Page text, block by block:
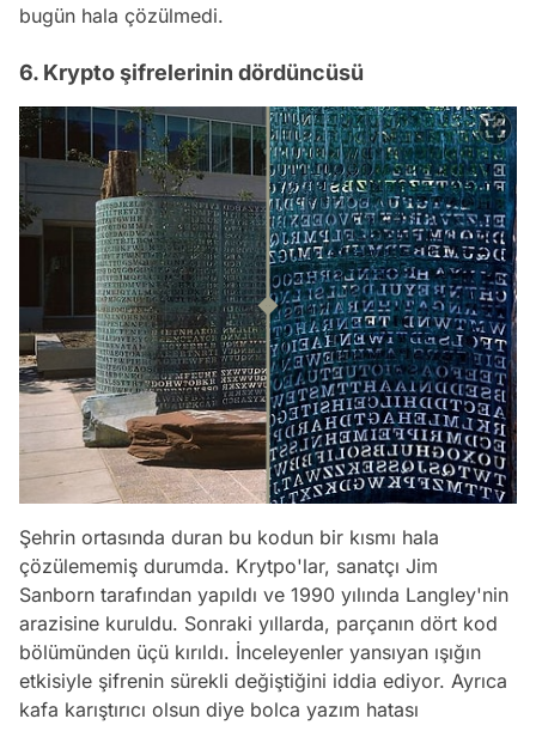
bugün hala çözülmedi.
6. Krypto şifrelerinin dördüncüsü
Şehrin ortasında duran bu kodun bir kısmı hala
çözülememiş durumda. Krytpo'lar, sanatçı Jim
Sanborn tarafından yapıldı ve 1990 yılında Langley'nin
arazisine kuruldu. Sonraki yıllarda, parçanın dört kod
bölümünden üçü kırıldı. İnceleyenler yansıyan ışığın
etkisiyle şifrenin sürekli değiştiğini iddia ediyor. Ayrıca
kafa karıştırıcı olsun diye bolca yazım hatası